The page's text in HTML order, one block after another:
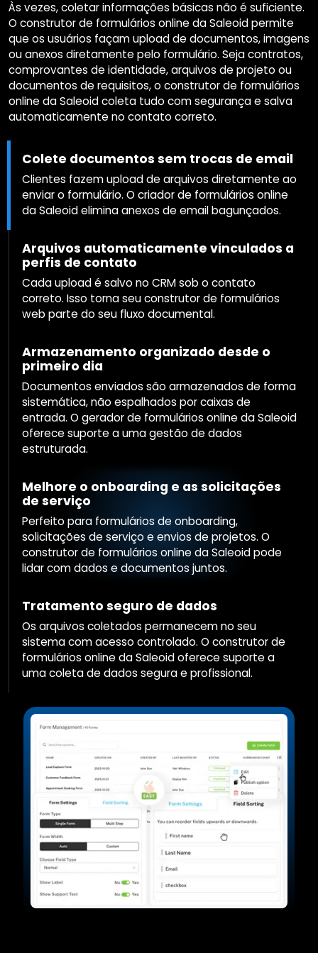
Às vezes, coletar informações básicas não é suficiente.
O construtor de formulários online da Saleoid permite
que os usuários façam upload de documentos, imagens
ou anexos diretamente pelo formulário. Seja contratos,
comprovantes de identidade, arquivos de projeto ou
documentos de requisitos, o construtor de formulários
online da Saleoid coleta tudo com segurança e salva
automaticamente no contato correto.
Colete documentos sem trocas de email
Clientes fazem upload de arquivos diretamente ao
enviar o formulário. O criador de formulários online
da Saleoid elimina anexos de email bagunçados.
Arquivos automaticamente vinculados a
perfis de contato
Cada upload é salvo no CRM sob o contato
correto. Isso torna seu construtor de formulários
web parte do seu fluxo documental.
Armazenamento organizado desde o
primeiro dia
Documentos enviados são armazenados de forma
sistemática, não espalhados por caixas de
entrada. O gerador de formulários online da Saleoid
oferece suporte a uma gestão de dados
estruturada.
Melhore o onboarding e as solicitações
de serviço
Perfeito para formulários de onboarding,
solicitações de serviço e envios de projetos. O
construtor de formulários online da Saleoid pode
lidar com dados e documentos juntos.
Tratamento seguro de dados
Os arquivos coletados permanecem no seu
sistema com acesso controlado. O construtor de
formulários online da Saleoid oferece suporte a
uma coleta de dados segura e profissional.